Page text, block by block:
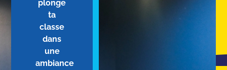
plonge
ta
classe
dans
une
ambiance